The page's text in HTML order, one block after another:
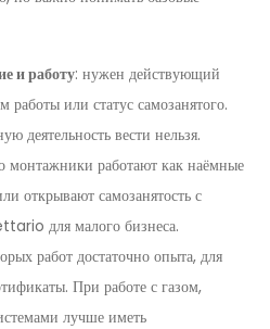
и работу: нужен действующий
работы или статус самозанятого.
деятельность вести нельзя.
монтажники работают как наёмные
открывают самозанятость с
для малого бизнеса.
работ достаточно опыта, для
При работе с газом,
лучше иметь